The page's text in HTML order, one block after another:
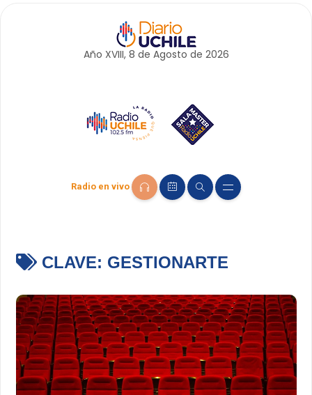
Año XVIII, 8 de Agosto de 2026
Radio en vivo
CLAVE: GESTIONARTE